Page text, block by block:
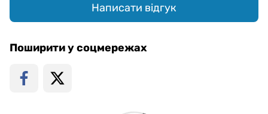
Написати відгук
Поширити у соцмережах